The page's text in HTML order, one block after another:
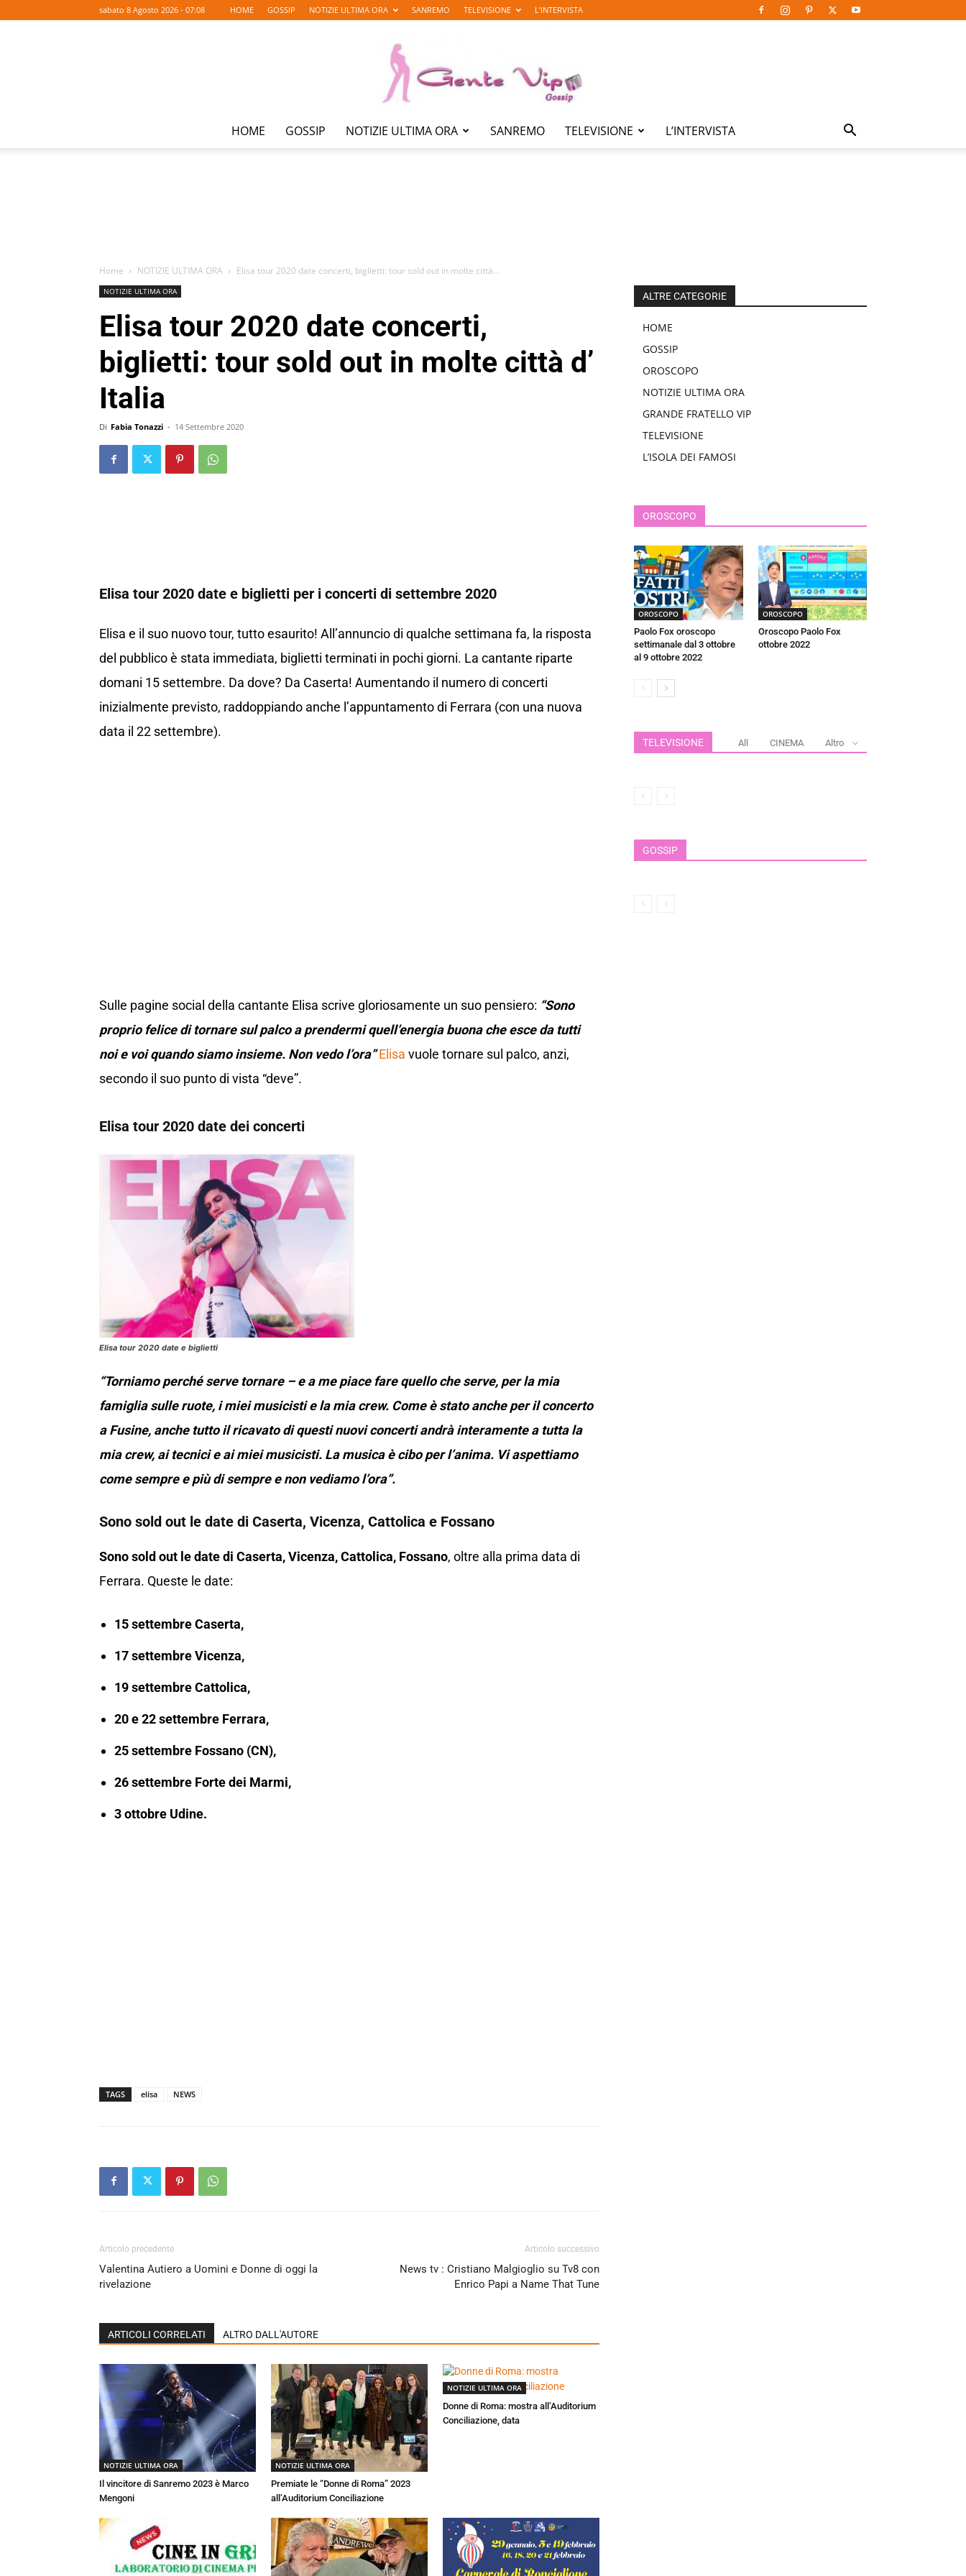
sabato 8 Agosto 2026 - 07:08 HOME GOSSIP NOTIZIE ULTIMA ORA SANREMO TELEVISIONE L’INTERVISTA
News
HOME GOSSIP NOTIZIE ULTIMA ORA SANREMO TELEVISIONE L’INTERVISTA
Home NOTIZIE ULTIMA ORA Elisa tour 2020 date concerti, biglietti: tour sold out in molte città...
NOTIZIE ULTIMA ORA
Elisa tour 2020 date concerti,
biglietti: tour sold out in molte città d’
Italia
Di Fabia Tonazzi - 14 Settembre 2020
Elisa tour 2020 date e biglietti per i concerti di settembre 2020
Elisa e il suo nuovo tour, tutto esaurito! All’annuncio di qualche settimana fa, la risposta
del pubblico è stata immediata, biglietti terminati in pochi giorni. La cantante riparte
domani 15 settembre. Da dove? Da Caserta! Aumentando il numero di concerti
inizialmente previsto, raddoppiando anche l’appuntamento di Ferrara (con una nuova
data il 22 settembre).
Sulle pagine social della cantante Elisa scrive gloriosamente un suo pensiero: “Sono
proprio felice di tornare sul palco a prendermi quell’energia buona che esce da tutti
noi e voi quando siamo insieme. Non vedo l’ora” Elisa vuole tornare sul palco, anzi,
secondo il suo punto di vista “deve”.
Elisa tour 2020 date dei concerti
Elisa tour 2020 date e biglietti
“Torniamo perché serve tornare – e a me piace fare quello che serve, per la mia
famiglia sulle ruote, i miei musicisti e la mia crew. Come è stato anche per il concerto
a Fusine, anche tutto il ricavato di questi nuovi concerti andrà interamente a tutta la
mia crew, ai tecnici e ai miei musicisti. La musica è cibo per l’anima. Vi aspettiamo
come sempre e più di sempre e non vediamo l’ora”.
Sono sold out le date di Caserta, Vicenza, Cattolica e Fossano
Sono sold out le date di Caserta, Vicenza, Cattolica, Fossano, oltre alla prima data di
Ferrara. Queste le date:
15 settembre Caserta,
17 settembre Vicenza,
19 settembre Cattolica,
20 e 22 settembre Ferrara,
25 settembre Fossano (CN),
26 settembre Forte dei Marmi,
3 ottobre Udine.
TAGS elisa NEWS
Articolo precedente
Valentina Autiero a Uomini e Donne di oggi la
rivelazione
Articolo successivo
News tv : Cristiano Malgioglio su Tv8 con
Enrico Papi a Name That Tune
ARTICOLI CORRELATI ALTRO DALL'AUTORE
NOTIZIE ULTIMA ORA
Il vincitore di Sanremo 2023 è Marco
Mengoni
NOTIZIE ULTIMA ORA
Premiate le “Donne di Roma” 2023
all’Auditorium Conciliazione
NOTIZIE ULTIMA ORA
Donne di Roma: mostra all’Auditorium
Conciliazione, data
ALTRE CATEGORIE
HOME
GOSSIP
OROSCOPO
NOTIZIE ULTIMA ORA
GRANDE FRATELLO VIP
TELEVISIONE
L’ISOLA DEI FAMOSI
OROSCOPO
OROSCOPO
Paolo Fox oroscopo
settimanale dal 3 ottobre
al 9 ottobre 2022
OROSCOPO
Oroscopo Paolo Fox
ottobre 2022
TELEVISIONE All CINEMA Altro
GOSSIP